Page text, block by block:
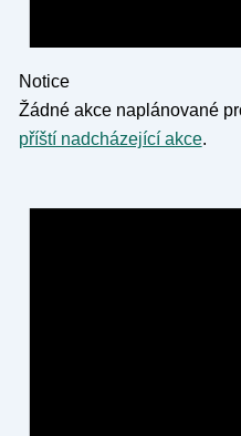
Notice
Žádné akce naplánované
příští nadcházející akce.